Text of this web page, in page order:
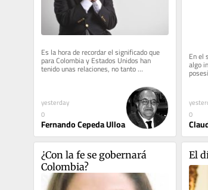
Es la hora de recordar el significado que
para Colombia y Estados Unidos han
tenido unas relaciones, no tanto
bilaterales como de amistad. En todos...
yesterday
0
Fernando Cepeda Ulloa
En el
algo
fue
0
¿Con la fe se gobernará
Colombia?
El